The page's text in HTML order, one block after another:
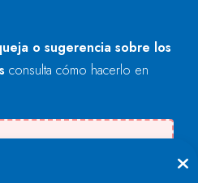
o sugerencia sobre los
consulta cómo hacerlo en